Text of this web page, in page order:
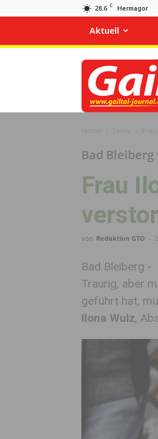
28.6 C Hermagor
Aktuell
Gailtal
Journal
Bad
Frau
von Redaktion GTO -
Bad Bleiberg -
Traurig, aber
geführt hat,
Ilona Wulz,